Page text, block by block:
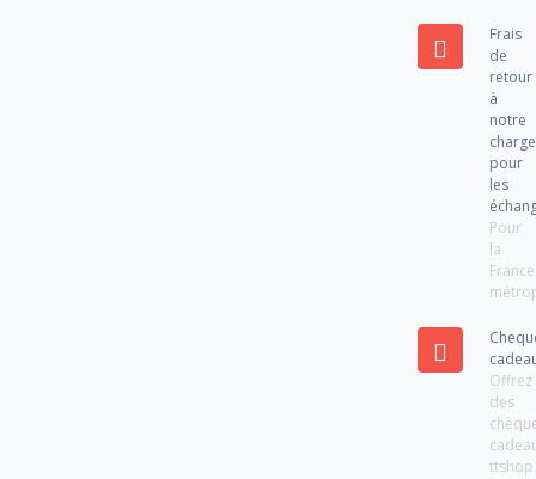
Frais
de
retour
à
notre
charge
pour
les
Pour
la
France
Offrez
des
ttshop